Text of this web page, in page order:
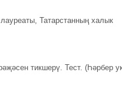
Татарстанның халык
тикшерү. Тест. (Һәрбер